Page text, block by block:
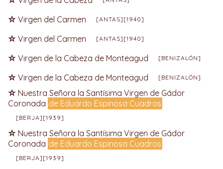
Virgen del Carmen [ANTAS][1940]
Virgen del Carmen [ANTAS][1940]
Virgen de la Cabeza de Monteagud [BENIZALÓN]
Virgen de la Cabeza de Monteagud [BENIZALÓN]
Nuestra Señora la Santísima Virgen de Gádor
Coronada de Eduardo Espinosa Cuadros
[BERJA][1939]
Nuestra Señora la Santísima Virgen de Gádor
Coronada de Eduardo Espinosa Cuadros
[BERJA][1939]